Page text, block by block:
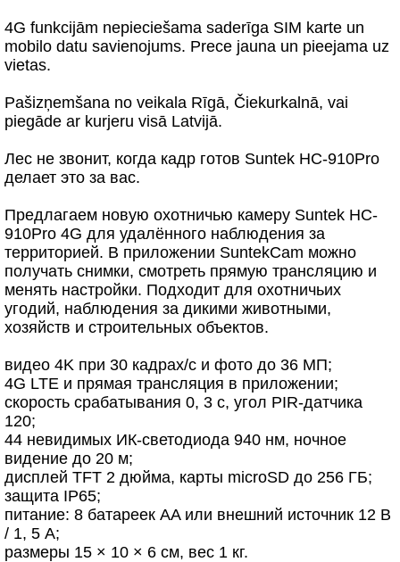
4G funkcijām nepieciešama saderīga SIM karte un
mobilo datu savienojums. Prece jauna un pieejama uz
vietas.
Pašizņemšana no veikala Rīgā, Čiekurkalnā, vai
piegāde ar kurjeru visā Latvijā.
Лес не звонит, когда кадр готов Suntek HC-910Pro
делает это за вас.
Предлагаем новую охотничью камеру Suntek HC-
910Pro 4G для удалённого наблюдения за
территорией. В приложении SuntekCam можно
получать снимки, смотреть прямую трансляцию и
менять настройки. Подходит для охотничьих
угодий, наблюдения за дикими животными,
хозяйств и строительных объектов.
видео 4K при 30 кадрах/с и фото до 36 МП;
4G LTE и прямая трансляция в приложении;
скорость срабатывания 0, 3 с, угол PIR-датчика
120;
44 невидимых ИК-светодиода 940 нм, ночное
видение до 20 м;
дисплей TFT 2 дюйма, карты microSD до 256 ГБ;
защита IP65;
питание: 8 батареек AA или внешний источник 12 В
/ 1, 5 А;
размеры 15 × 10 × 6 см, вес 1 кг.